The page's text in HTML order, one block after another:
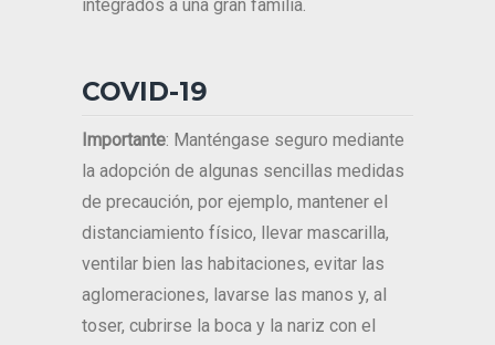
integrados a una gran familia.
COVID-19
Importante: Manténgase seguro mediante
la adopción de algunas sencillas medidas
de precaución, por ejemplo, mantener el
distanciamiento físico, llevar mascarilla,
ventilar bien las habitaciones, evitar las
aglomeraciones, lavarse las manos y, al
toser, cubrirse la boca y la nariz con el